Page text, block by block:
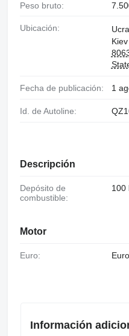
Peso bruto:
Ubicación:
Kiev
Fecha de publicación: 1
Id. de Autoline:
Descripción
Depósito de
combustible:
100
Motor
Euro:
Información